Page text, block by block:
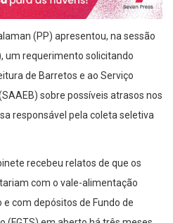
(PP) apresentou, na sessão
um requerimento solicitando
de Barretos e ao Serviço
sobre possíveis atrasos nos
responsável pela coleta seletiva
recebeu relatos de que os
com o vale-alimentação
com depósitos de Fundo de